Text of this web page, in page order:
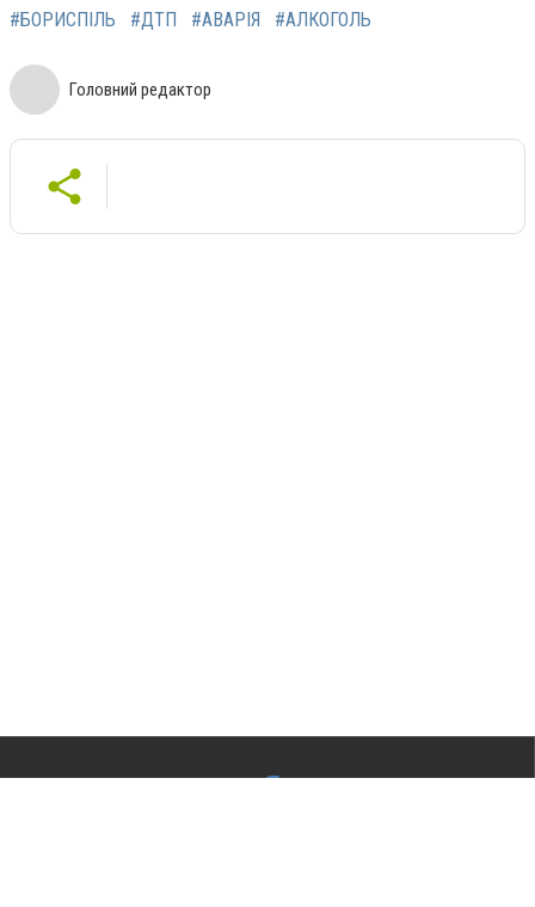
#БОРИСПІЛЬ #ДТП #АВАРІЯ #АЛКОГОЛЬ
Головний редактор